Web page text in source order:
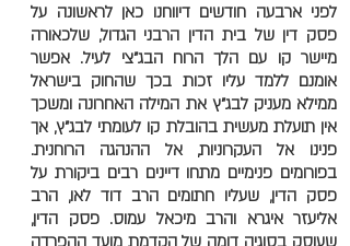
לפני ארבעה חודשים דיווחנו כאן לראשונה על
פסק דין של בית הדין הרבני הגדול, שלכאורה
מיישר קו עם הלך הרוח הבג"צי לעיל. אפשר
אומנם ללמד עליו זכות בכך שהחוק בישראל
ממילא מעניק לבג"ץ את המילה האחרונה ומשכך
אין תועלת מעשית בהובלת קו לעומתי לבג"ץ, אך
פנינו אל העקרוניות, אל ההנהגה הרוחנית.
בפורומים פנימיים מתחו דיינים רבים ביקורת על
פסק הדין, שעליו חתומים הרב דוד לאו, הרב
אליעזר איגרא והרב מיכאל עמוס. פסק הדין,
שעוסק בסוגיה דומה של הקדמת מועד ההפרדה